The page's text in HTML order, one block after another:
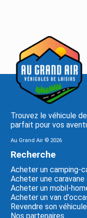
Trouvez le véhicule
parfait pour vos
Au Grand Air © 2026
Recherche
Acheter un camping-
Acheter une
Acheter un mobil-
Acheter un van
Revendre son véhicule
Nos partenaires